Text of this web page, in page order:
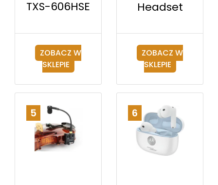
TXS-606HSE
ZOBACZ W
SKLEPIE
Headset
ZOBACZ W
SKLEPIE
5 6